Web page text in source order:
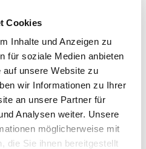
Cookies
Inhalte und Anzeigen zu
für soziale Medien anbieten
unsere Website zu
wir Informationen zu Ihrer
an unsere Partner für
Analysen weiter. Unsere
möglicherweise mit
die Sie ihnen bereitgestellt
en entrée ou
de sauces. Pour profiter
retirez les feuilles de
enduisez-les de sauce et
la partie inférieure
est également un délice